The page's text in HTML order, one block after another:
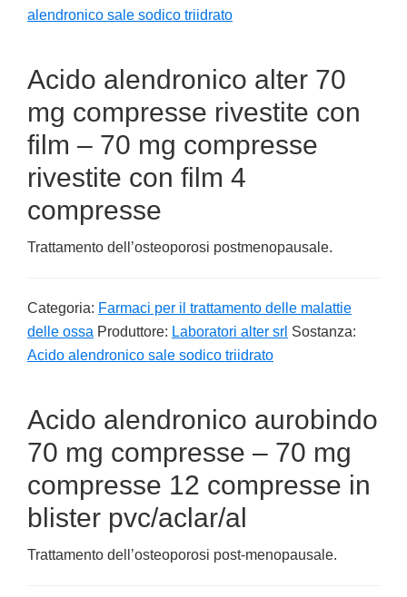
alendronico sale sodico triidrato
Acido alendronico alter 70
mg compresse rivestite con
film – 70 mg compresse
rivestite con film 4
compresse
Trattamento dell’osteoporosi postmenopausale.
Categoria: Farmaci per il trattamento delle malattie
delle ossa Produttore: Laboratori alter srl Sostanza:
Acido alendronico sale sodico triidrato
Acido alendronico aurobindo
70 mg compresse – 70 mg
compresse 12 compresse in
blister pvc/aclar/al
Trattamento dell’osteoporosi post-menopausale.